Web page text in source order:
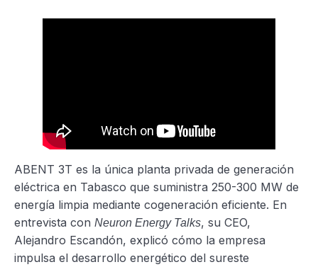
ABENT 3T es la única planta privada de generación
eléctrica en Tabasco que suministra 250-300 MW de
energía limpia mediante cogeneración eficiente. En
entrevista con Neuron Energy Talks, su CEO,
Alejandro Escandón, explicó cómo la empresa
impulsa el desarrollo energético del sureste